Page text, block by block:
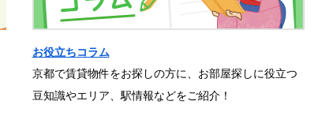
お役立ちコラム
京都で賃貸物件をお探しの方に、お部屋探しに役立つ
豆知識やエリア、駅情報などをご紹介！